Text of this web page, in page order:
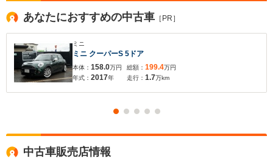
あなたにおすすめの中古車 ［PR］
ミニ
ミニ クーパーS 5ドア
本体： 158.0万円
年式： 2017年
総額： 199.4万円
走行： 1.7万km
中古車販売店情報